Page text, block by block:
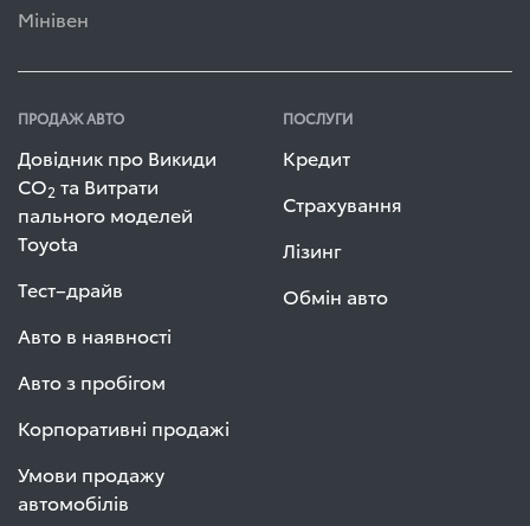
Мінівен
ПРОДАЖ АВТО
Довідник про Викиди
СО2 та Витрати
пального моделей
Toyota
Тест–драйв
Авто в наявності
Авто з пробігом
Корпоративні продажі
Умови продажу
автомобілів
ПОСЛУГИ
Кредит
Страхування
Лізинг
Обмін авто